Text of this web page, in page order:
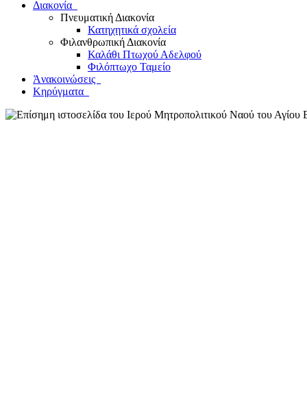
Διακονία
Πνευματική Διακονία
Κατηχητικά σχολεία
Φιλανθρωπική Διακονία
Καλάθι Πτωχού Αδελφού
Φιλόπτωχο Ταμείο
Ἀνακοινώσεις
Κηρύγματα